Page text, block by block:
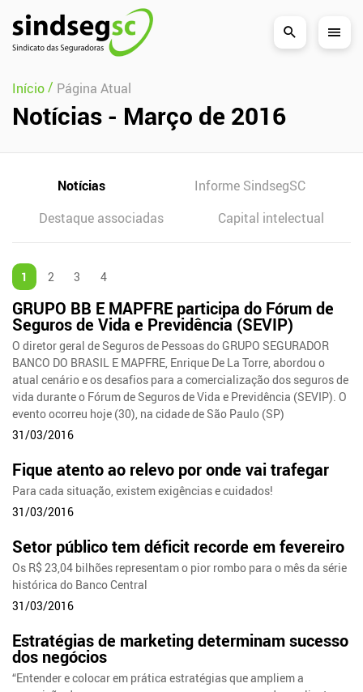
Pular Navegação (s)
Início/ Página Atual
Notícias - Março de 2016
Notícias
Informe SindsegSC
Destaque associadas
Capital intelectual
1 2 3 4
GRUPO BB E MAPFRE participa do Fórum de
Seguros de Vida e Previdência (SEVIP)
O diretor geral de Seguros de Pessoas do GRUPO SEGURADOR
BANCO DO BRASIL E MAPFRE, Enrique De La Torre, abordou o
atual cenário e os desafios para a comercialização dos seguros de
vida durante o Fórum de Seguros de Vida e Previdência (SEVIP). O
evento ocorreu hoje (30), na cidade de São Paulo (SP)
31/03/2016
Fique atento ao relevo por onde vai trafegar
Para cada situação, existem exigências e cuidados!
31/03/2016
Setor público tem déficit recorde em fevereiro
Os R$ 23,04 bilhões representam o pior rombo para o mês da série
histórica do Banco Central
31/03/2016
Estratégias de marketing determinam sucesso
dos negócios
“Entender e colocar em prática estratégias que ampliem a